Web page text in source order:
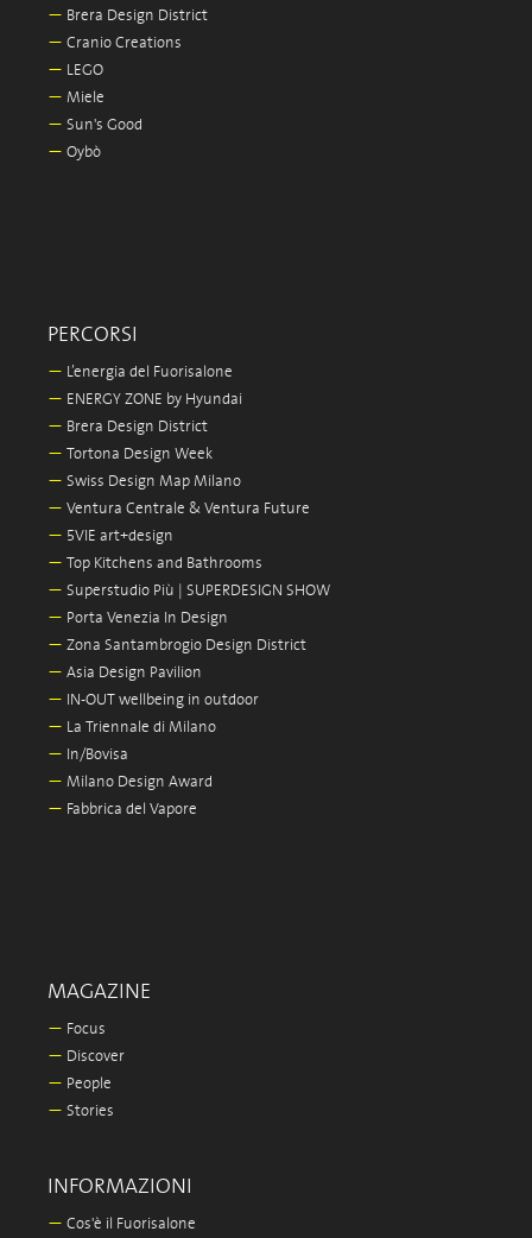
— Brera Design District
— Cranio Creations
— LEGO
— Miele
— Sun's Good
— Oybò
PERCORSI
— L’energia del Fuorisalone
— ENERGY ZONE by Hyundai
— Brera Design District
— Tortona Design Week
— Swiss Design Map Milano
— Ventura Centrale & Ventura Future
— 5VIE art+design
— Top Kitchens and Bathrooms
— Superstudio Più | SUPERDESIGN SHOW
— Porta Venezia In Design
— Zona Santambrogio Design District
— Asia Design Pavilion
— IN-OUT wellbeing in outdoor
— La Triennale di Milano
— In/Bovisa
— Milano Design Award
— Fabbrica del Vapore
MAGAZINE
— Focus
— Discover
— People
— Stories
INFORMAZIONI
— Cos'è il Fuorisalone